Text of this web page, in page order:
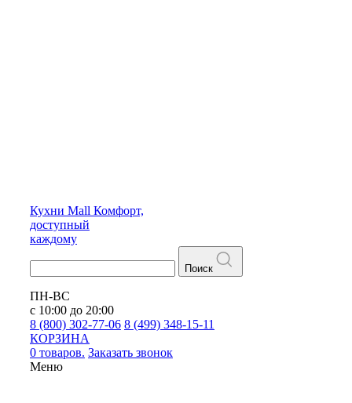
Кухни Mall Комфорт,
доступный
каждому
Поиск
ПН-ВС
с 10:00 до 20:00
8 (800) 302-77-06 8 (499) 348-15-11
КОРЗИНА
0 товаров. Заказать звонок
Меню